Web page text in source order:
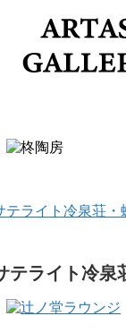
テライト冷泉荘・
テライト冷泉